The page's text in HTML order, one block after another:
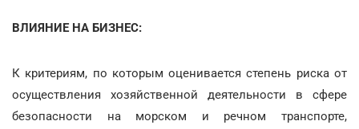
ВЛИЯНИЕ НА БИЗНЕС:
К критериям, по которым оценивается степень риска от
осуществления хозяйственной деятельности в сфере
безопасности на морском и речном транспорте,